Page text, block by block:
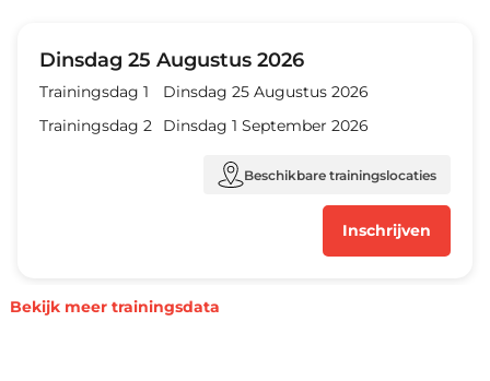
Dinsdag 25 Augustus 2026
Trainingsdag 1
Dinsdag 25 Augustus 2026
Trainingsdag 2
Dinsdag 1 September 2026
Eindhoven, Groningen, Hengelo,
Rotterdam, Utrecht, Zwolle en
Virtueel.
Beschikbare trainingslocaties
Inschrijven
Bekijk meer trainingsdata